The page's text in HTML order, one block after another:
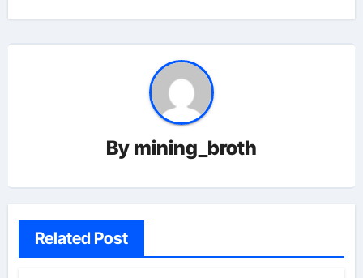
By mining_broth
Related Post